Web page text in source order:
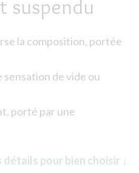
suspendu
la composition, portée
de vide ou
porté par une
détails pour bien choisir ↓